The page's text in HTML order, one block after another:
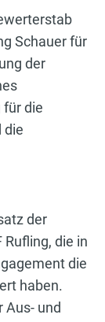
Schauer für
der
für die
die
der
die in
die
haben.
Aus- und